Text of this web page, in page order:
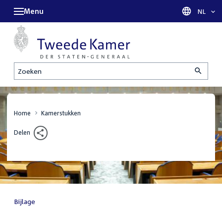
Zoeken
Menu Taal
NL
Home Kamerstukken
Delen
Bijlage